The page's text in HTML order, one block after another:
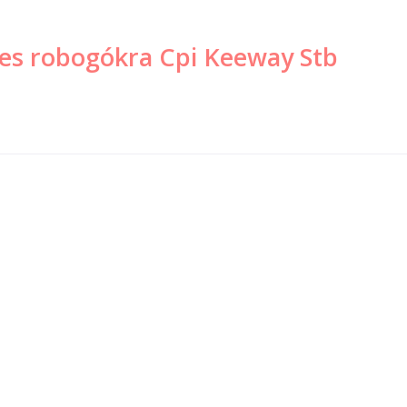
robogókra Cpi Keeway Stb